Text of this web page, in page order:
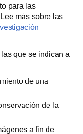
para las
más sobre las
que se indican a
de una
de la
a fin de